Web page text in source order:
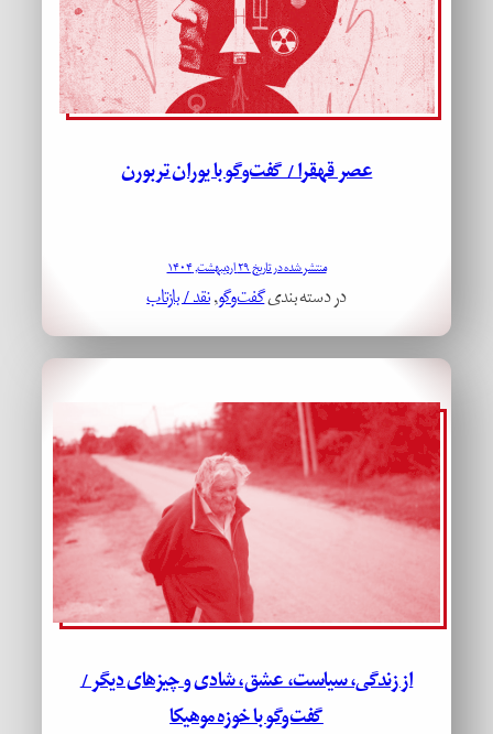
عصر قهقرا / گفت‌وگو با یوران تربورن
منتشر شده در تاریخ ۲۹ اردیبهشت, ۱۴۰۴
در دسته بندیگفت‌وگو, نقد / بازتاب
از زندگی، سیاست، عشق، شادی و چیزهای دیگر /
گفت‌وگو با خوزه موهیکا